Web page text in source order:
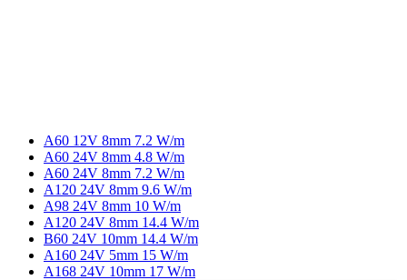
A60 12V 8mm 7.2 W/m
A60 24V 8mm 4.8 W/m
A60 24V 8mm 7.2 W/m
A120 24V 8mm 9.6 W/m
A98 24V 8mm 10 W/m
A120 24V 8mm 14.4 W/m
B60 24V 10mm 14.4 W/m
A160 24V 5mm 15 W/m
A168 24V 10mm 17 W/m